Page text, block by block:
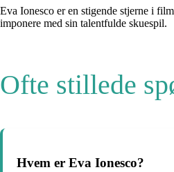
Eva Ionesco er en stigende stjerne i
imponere med sin talentfulde skuespil.
Ofte stillede
Hvem er Eva Ionesco?